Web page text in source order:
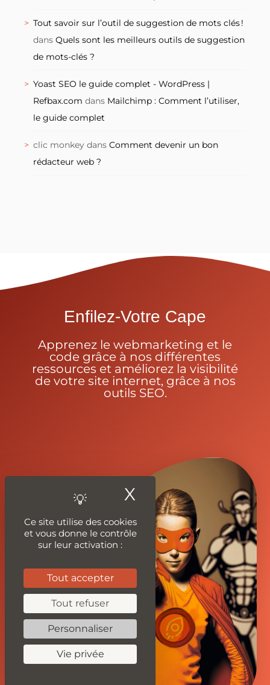
Tout savoir sur l’outil de suggestion de mots clés !
dans Quels sont les meilleurs outils de suggestion
de mots-clés ?
Yoast SEO le guide complet - WordPress |
Refbax.com dans Mailchimp : Comment l’utiliser,
le guide complet
clic monkey dans Comment devenir un bon
rédacteur web ?
Enfilez-Votre Cape
Apprenez le webmarketing et le
code grâce à nos différentes
ressources et améliorez la visibilité
de votre site internet, grâce à nos
outils SEO.
Ce site utilise des cookies
et vous donne le contrôle
sur leur activation :
Tout accepter
Tout refuser
Personnaliser
Vie privée
X Masquer le